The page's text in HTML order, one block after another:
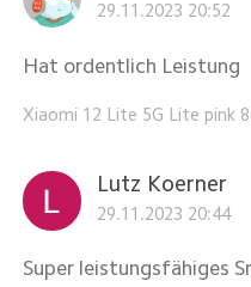
29.11.2023 20:52
Hat ordentlich Leistung
Xiaomi 12 Lite 5G Lite pink
Lutz Koerner
29.11.2023 20:44
Super leistungsfähiges